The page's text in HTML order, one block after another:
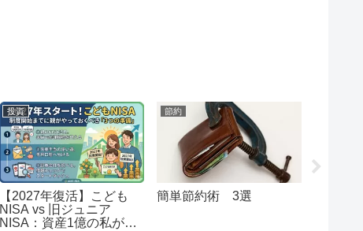
投資
【2027年復活】こども
NISA vs 旧ジュニア
NISA：資産1億の私が出
節約
簡単節約術 3選